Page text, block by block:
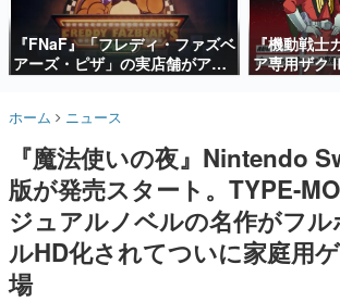
殿堂入り記事
SNS拡散数が数千以上！ ページビュ
ど。多くの人々に読まれた、電ファ
事をまとめました。
名作ゲームクリエイターの方々に製
きます。
赫本
この物語を解いてはいけない。『赫
の形をした短編ホラー小説集です。
『FNaF』「フレディ・ファズベ
アーズ・ピザ」の実店舗がアメ
リカの商業施設「American
ScottGamesとの共同開発、食
事だけでなくステージショーや
没入型のホラー体験も楽しめる
『機動戦士
ア専用ザク
散水ホース
ホーム ニュース
『魔法使いの夜』Nintendo
版が発売スタート。TYPE-
ジュアルノベルの名作がフル
ルHD化されてついに家庭用
場